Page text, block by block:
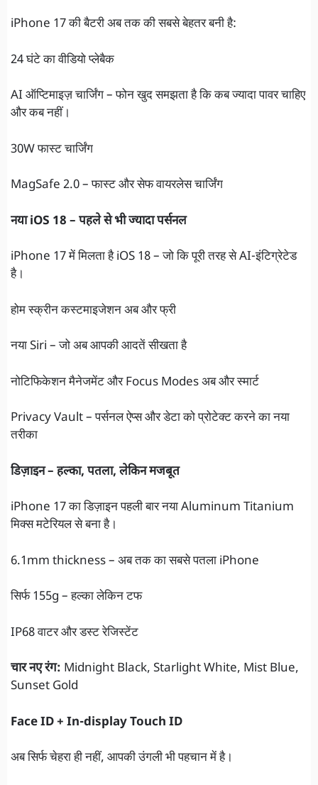
iPhone 17 की बैटरी अब तक की सबसे बेहतर बनी है:
24 घंटे का वीडियो प्लेबैक
AI ऑप्टिमाइज़ चार्जिंग – फोन खुद समझता है कि कब ज्यादा पावर चाहिए
और कब नहीं।
30W फास्ट चार्जिंग
MagSafe 2.0 – फास्ट और सेफ वायरलेस चार्जिंग
नया iOS 18 – पहले से भी ज्यादा पर्सनल
iPhone 17 में मिलता है iOS 18 – जो कि पूरी तरह से AI-इंटिग्रेटेड
है।
होम स्क्रीन कस्टमाइजेशन अब और फ्री
नया Siri – जो अब आपकी आदतें सीखता है
नोटिफिकेशन मैनेजमेंट और Focus Modes अब और स्मार्ट
Privacy Vault – पर्सनल ऐप्स और डेटा को प्रोटेक्ट करने का नया
तरीका
डिज़ाइन – हल्का, पतला, लेकिन मजबूत
iPhone 17 का डिज़ाइन पहली बार नया Aluminum Titanium
मिक्स मटेरियल से बना है।
6.1mm thickness – अब तक का सबसे पतला iPhone
सिर्फ 155g – हल्का लेकिन टफ
IP68 वाटर और डस्ट रेजिस्टेंट
चार नए रंग: Midnight Black, Starlight White, Mist Blue,
Sunset Gold
Face ID + In-display Touch ID
अब सिर्फ चेहरा ही नहीं, आपकी उंगली भी पहचान में है।